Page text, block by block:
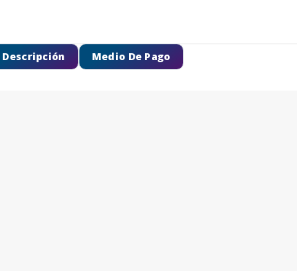
Descripción Medio De Pago